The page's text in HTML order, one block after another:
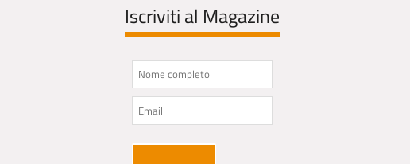
Iscriviti al Magazine